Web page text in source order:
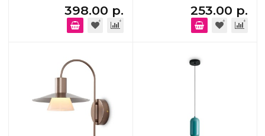
398.00 р. 253.00 р.